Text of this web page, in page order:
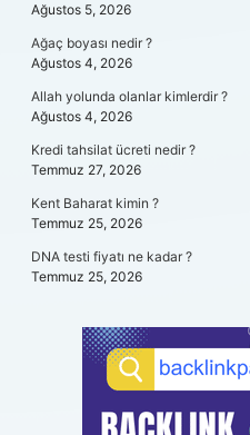
Ağustos 5, 2026
Ağaç boyası nedir ?
Ağustos 4, 2026
Allah yolunda olanlar kimlerdir ?
Ağustos 4, 2026
Kredi tahsilat ücreti nedir ?
Temmuz 27, 2026
Kent Baharat kimin ?
Temmuz 25, 2026
DNA testi fiyatı ne kadar ?
Temmuz 25, 2026